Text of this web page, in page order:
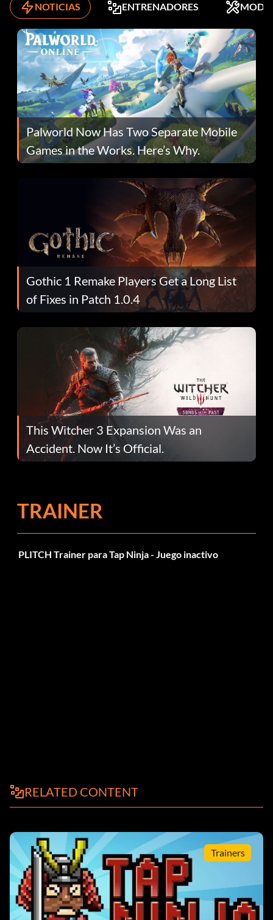
NOTICIAS ENTRENADORES MODS
Palworld Now Has Two Separate Mobile
Games in the Works. Here’s Why.
Gothic 1 Remake Players Get a Long List
of Fixes in Patch 1.0.4
This Witcher 3 Expansion Was an
Accident. Now It’s Official.
TRAINER
PLITCH Trainer para Tap Ninja - Juego inactivo
RELATED CONTENT
Trainers